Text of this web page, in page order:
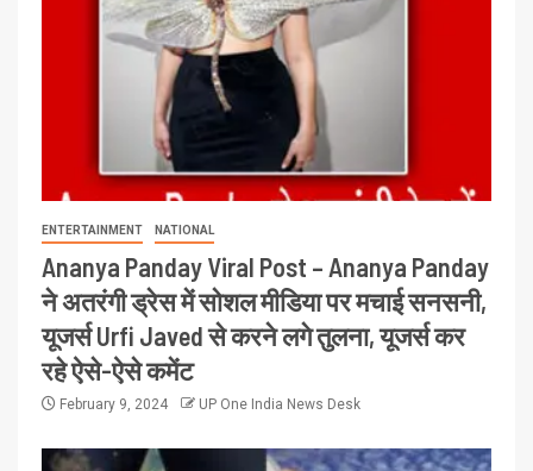
ENTERTAINMENT NATIONAL
Ananya Panday Viral Post – Ananya Panday
ने अतरंगी ड्रेस में सोशल मीडिया पर मचाई सनसनी,
यूजर्स Urfi Javed से करने लगे तुलना, यूजर्स कर
रहे ऐसे-ऐसे कमेंट
February 9, 2024 UP One India News Desk